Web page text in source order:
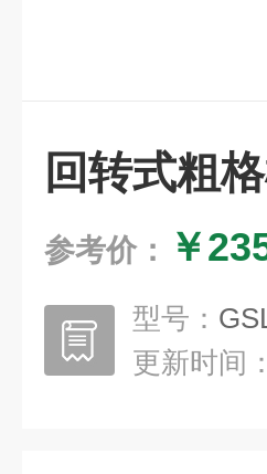
回转式粗
参考价： ￥
型号：
更新时间：